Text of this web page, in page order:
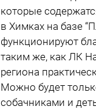
которые
в Химках на базе
функционируют
таким же, как ЛК
региона
Можно будет
собачниками и